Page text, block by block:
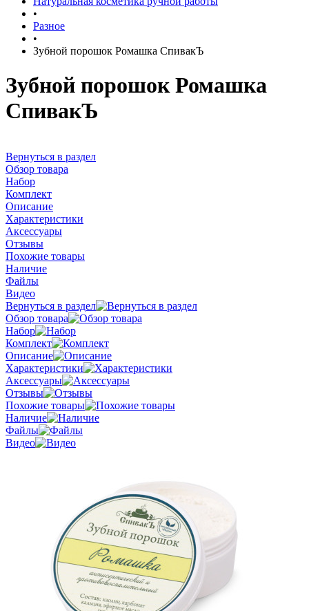
•
Разное
•
Зубной порошок Ромашка СпивакЪ
Зубной порошок Ромашка
СпивакЪ
Вернуться в раздел
Обзор товара
Набор
Комплект
Описание
Характеристики
Аксессуары
Отзывы
Похожие товары
Наличие
Файлы
Видео
Вернуться в раздел
Обзор товара
Набор
Комплект
Описание
Характеристики
Аксессуары
Отзывы
Похожие товары
Наличие
Файлы
Видео